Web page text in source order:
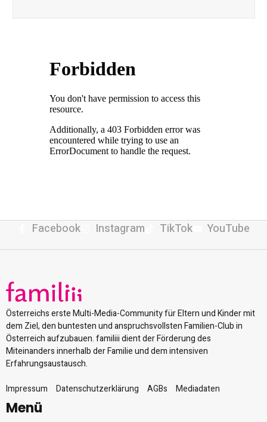
Facebook Instagram TikTok YouTube
Österreichs erste Multi-Media-Community für Eltern und Kinder mit
dem Ziel, den buntesten und anspruchsvollsten Familien-Club in
Österreich aufzubauen. familiii dient der Förderung des
Miteinanders innerhalb der Familie und dem intensiven
Erfahrungsaustausch.
Impressum
Datenschutzerklärung AGBs Mediadaten
Menü